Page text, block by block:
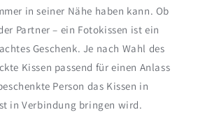
in seiner Nähe haben kann. Ob
Partner – ein Fotokissen ist ein
Geschenk. Je nach Wahl des
Kissen passend für einen Anlass
Person das Kissen in
in Verbindung bringen wird.